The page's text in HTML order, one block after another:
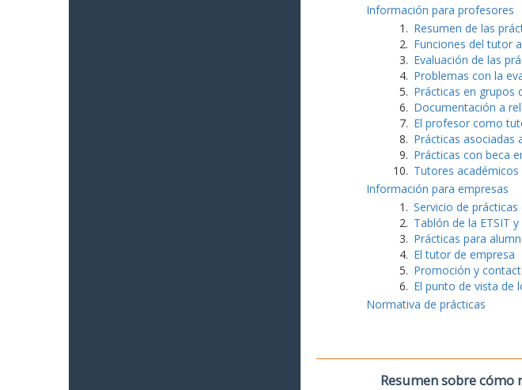
Información para profesores
Resumen de las
Funciones del tutor
Evaluación de las
Problemas con la
Prácticas en grupos
Documentación a
El profesor como
Prácticas asociadas
Prácticas con beca
Tutores académicos
Información para empresas
Servicio de prácticas
Tablón de la ETSIT
Prácticas para
El tutor de empresa
Promoción y
El punto de vista de
Normativa de prácticas
Resumen sobre cómo